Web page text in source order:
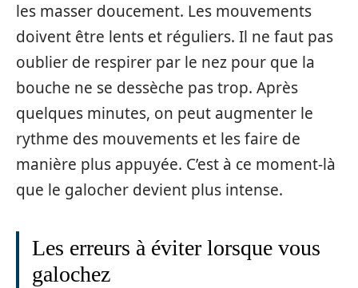
les masser doucement. Les mouvements
doivent être lents et réguliers. Il ne faut pas
oublier de respirer par le nez pour que la
bouche ne se dessèche pas trop. Après
quelques minutes, on peut augmenter le
rythme des mouvements et les faire de
manière plus appuyée. C’est à ce moment-là
que le galocher devient plus intense.
Les erreurs à éviter lorsque vous
galochez